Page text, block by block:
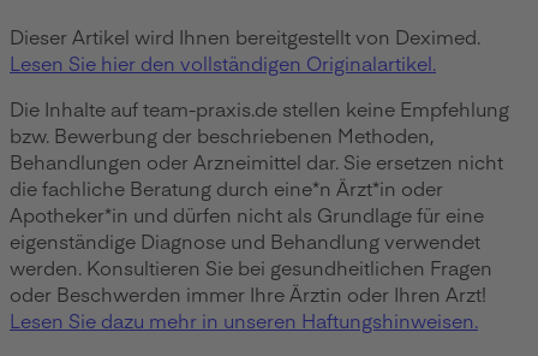
Dieser Artikel wird Ihnen bereitgestellt von Deximed.
Lesen Sie hier den vollständigen Originalartikel.
Die Inhalte auf team-praxis.de stellen keine Empfehlung
bzw. Bewerbung der beschriebenen Methoden,
Behandlungen oder Arzneimittel dar. Sie ersetzen nicht
die fachliche Beratung durch eine*n Ärzt*in oder
Apotheker*in und dürfen nicht als Grundlage für eine
eigenständige Diagnose und Behandlung verwendet
werden. Konsultieren Sie bei gesundheitlichen Fragen
oder Beschwerden immer Ihre Ärztin oder Ihren Arzt!
Lesen Sie dazu mehr in unseren Haftungshinweisen.